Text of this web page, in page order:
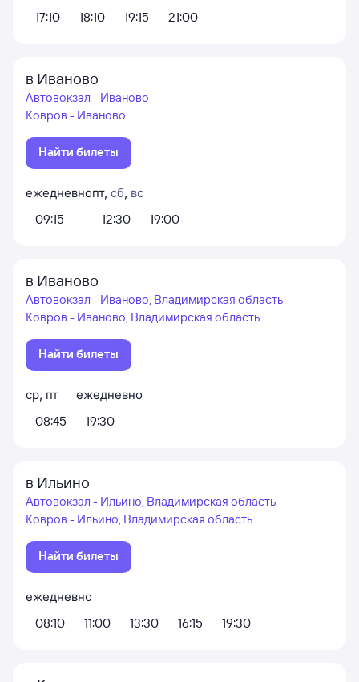
17:10
18:10 19:15 21:00
в Иваново
Автовокзал - Иваново
Ковров - Иваново
Найти билеты
ежедневно
09:15
пт, сб, вс
12:30
19:00
в Иваново
Автовокзал - Иваново, Владимирская область
Ковров - Иваново, Владимирская область
Найти билеты
ср, пт
08:45
ежедневно
19:30
в Ильино
Автовокзал - Ильино, Владимирская область
Ковров - Ильино, Владимирская область
Найти билеты
ежедневно
08:10
11:00 13:30 16:15 19:30